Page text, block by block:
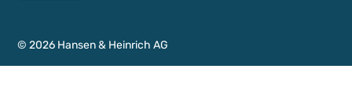
©2026 Hansen & Heinrich AG